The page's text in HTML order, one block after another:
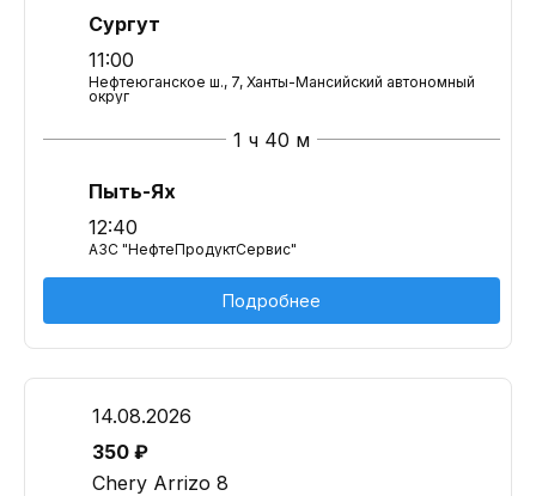
Сургут
11:00
Нефтеюганское ш., 7, Ханты-Мансийский автономный
округ
1 ч 40 м
Пыть-Ях
12:40
АЗС "НефтеПродуктСервис"
Подробнее
14.08.2026
350 ₽
Chery Arrizo 8